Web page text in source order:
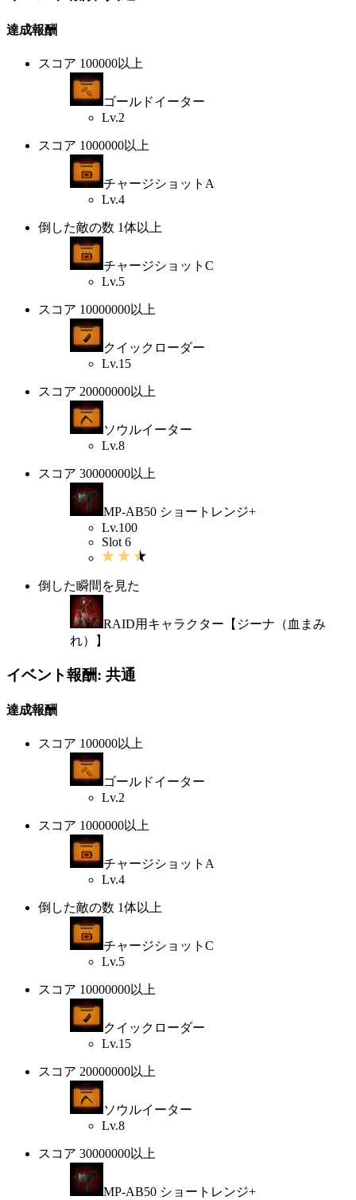
達成報酬
スコア 100000以上
ゴールドイーター
Lv.2
スコア 1000000以上
チャージショットA
Lv.4
倒した敵の数 1体以上
チャージショットC
Lv.5
スコア 10000000以上
クイックローダー
Lv.15
スコア 20000000以上
ソウルイーター
Lv.8
スコア 30000000以上
MP-AB50 ショートレンジ+
Lv.100
Slot 6
倒した瞬間を見た
RAID用キャラクター【ジーナ（血まみ
れ）】
イベント報酬: 共通
達成報酬
スコア 100000以上
ゴールドイーター
Lv.2
スコア 1000000以上
チャージショットA
Lv.4
倒した敵の数 1体以上
チャージショットC
Lv.5
スコア 10000000以上
クイックローダー
Lv.15
スコア 20000000以上
ソウルイーター
Lv.8
スコア 30000000以上
MP-AB50 ショートレンジ+